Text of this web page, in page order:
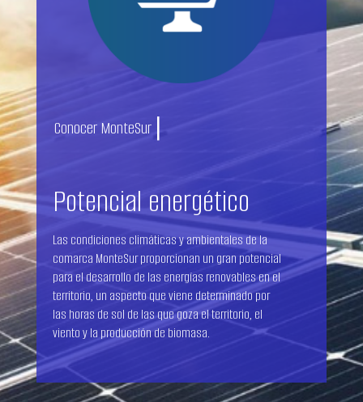
Conocer MonteSur |
Potencial energético
Las condiciones climáticas y ambientales de la
comarca MonteSur proporcionan un gran potencial
para el desarrollo de las energías renovables en el
territorio, un aspecto que viene determinado por
las horas de sol de las que goza el territorio, el
viento y la producción de biomasa.